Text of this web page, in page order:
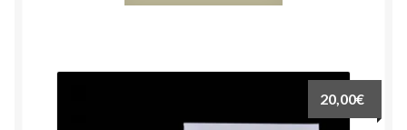
20,00€